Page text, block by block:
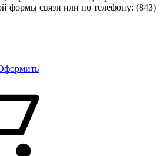
формы связи или по телефону: (843)